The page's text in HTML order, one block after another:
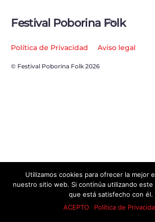
Back
Top
Festival Poborina Folk
Política de Privacidad Aviso legal
© Festival Poborina Folk 2026
Utilizamos cookies para ofrecer la mejor
nuestro sitio web. Si continúa utilizando este
que está satisfecho con él.
ACEPTO
Política de